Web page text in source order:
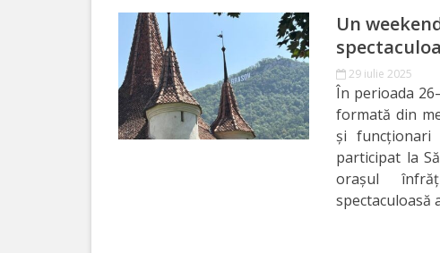
Călăraşi
Contabilitate
Serviciul
Arhitectură
Un
29 iulie 2025
În perioada
formată din
și funcționari
participat la
orașul
spectaculoasă